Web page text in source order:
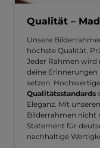
Qualität –
Unsere
höchste Qualität,
Jeder Rahmen
deine Erinnerungen
setzen.
Qualitätsstandards
Eleganz. Mit
Bilderrahmen nicht
Statement für
nachhaltige